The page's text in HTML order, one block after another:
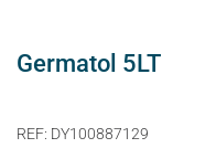
Germatol 5LT
REF: DY100887129